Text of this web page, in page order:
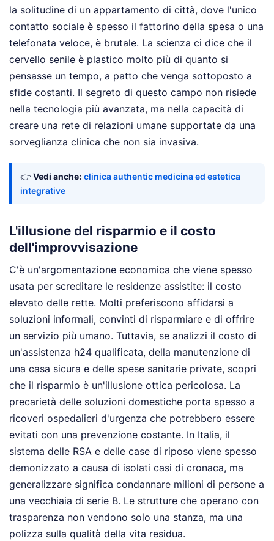
la solitudine di un appartamento di città, dove l'unico
contatto sociale è spesso il fattorino della spesa o una
telefonata veloce, è brutale. La scienza ci dice che il
cervello senile è plastico molto più di quanto si
pensasse un tempo, a patto che venga sottoposto a
sfide costanti. Il segreto di questo campo non risiede
nella tecnologia più avanzata, ma nella capacità di
creare una rete di relazioni umane supportate da una
sorveglianza clinica che non sia invasiva.
👉 Vedi anche: clinica authentic medicina ed estetica
integrative
L'illusione del risparmio e il costo
dell'improvvisazione
C'è un'argomentazione economica che viene spesso
usata per screditare le residenze assistite: il costo
elevato delle rette. Molti preferiscono affidarsi a
soluzioni informali, convinti di risparmiare e di offrire
un servizio più umano. Tuttavia, se analizzi il costo di
un'assistenza h24 qualificata, della manutenzione di
una casa sicura e delle spese sanitarie private, scopri
che il risparmio è un'illusione ottica pericolosa. La
precarietà delle soluzioni domestiche porta spesso a
ricoveri ospedalieri d'urgenza che potrebbero essere
evitati con una prevenzione costante. In Italia, il
sistema delle RSA e delle case di riposo viene spesso
demonizzato a causa di isolati casi di cronaca, ma
generalizzare significa condannare milioni di persone a
una vecchiaia di serie B. Le strutture che operano con
trasparenza non vendono solo una stanza, ma una
polizza sulla qualità della vita residua.